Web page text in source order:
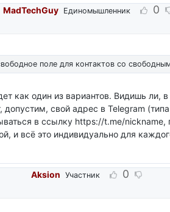
MadTechGuy Единомышленник 0
поле для контактов со
как один из вариантов. Видишь ли,
допустим, свой адрес в Telegram
в ссылку https://t.me/
и всё это индивидуально для
Aksion Участник 0